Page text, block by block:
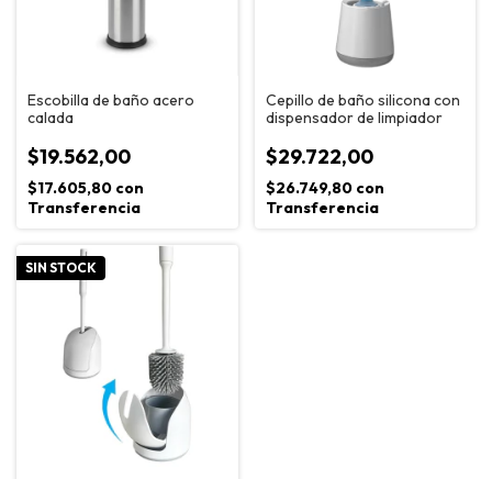
Escobilla de baño acero
calada
$19.562,00
$17.605,80 con
Transferencia
Cepillo de baño silicona con
dispensador de limpiador
$29.722,00
$26.749,80 con
Transferencia
SIN STOCK